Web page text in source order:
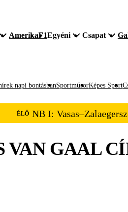
AmerikaF1Egyéni Csapat
napi bontásbanSportműsorKépes Sport
ÉLŐ NB I:
VAN GAAL